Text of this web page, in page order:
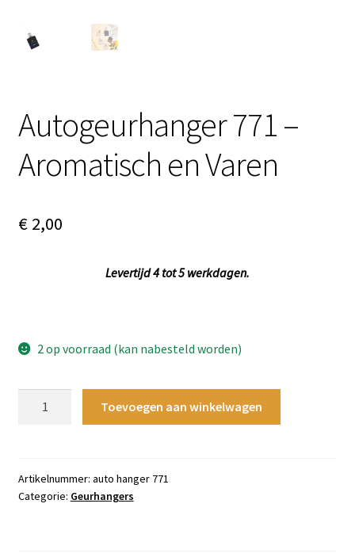
Autogeurhanger 771 –
Aromatisch en Varen
€2,00
Levertijd 4 tot 5 werkdagen.
2 op voorraad (kan nabesteld worden)
en
Varen
Toevoegen aan winkelwagen
Artikelnummer: auto hanger 771
Categorie: Geurhangers